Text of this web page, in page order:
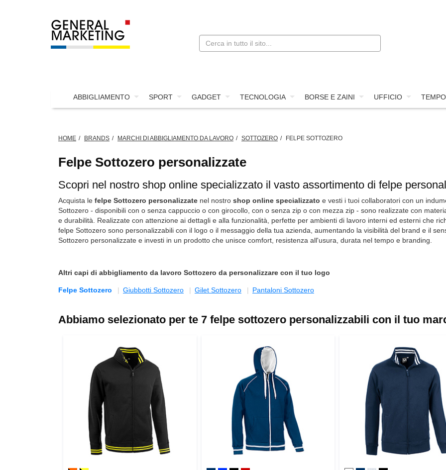
ABBIGLIAMENTO SPORT GADGET TECNOLOGIA BORSE E ZAINI UFFICIO
HOME BRANDS MARCHI DI ABBIGLIAMENTO DA LAVORO SOTTOZERO FELPE SOTTOZERO
Felpe Sottozero personalizzate
Scopri nel nostro shop online specializzato il vasto assortimento di felpe
Acquista le felpe Sottozero personalizzate nel nostro shop online specializzato e vesti i tuoi collaboratori con un
Sottozero - disponibili con o senza cappuccio o con girocollo, con o senza zip o con mezza zip - sono realizzate con
e durabilità. Realizzate con attenzione ai dettagli e alla funzionalità, perfette per ambienti di lavoro interni ed esterni che
felpe Sottozero sono personalizzabili con il logo o il messaggio della tua azienda, aumentando la visibilità del brand e il
Sottozero personalizzate e investi in un prodotto che unisce comfort, resistenza all'usura, durata nel tempo e branding.
Altri capi di abbigliamento da lavoro Sottozero da personalizzare con il tuo logo
Felpe Sottozero Giubbotti Sottozero Gilet Sottozero Pantaloni Sottozero
Abbiamo selezionato per te 7 felpe sottozero personalizzabili con il tuo